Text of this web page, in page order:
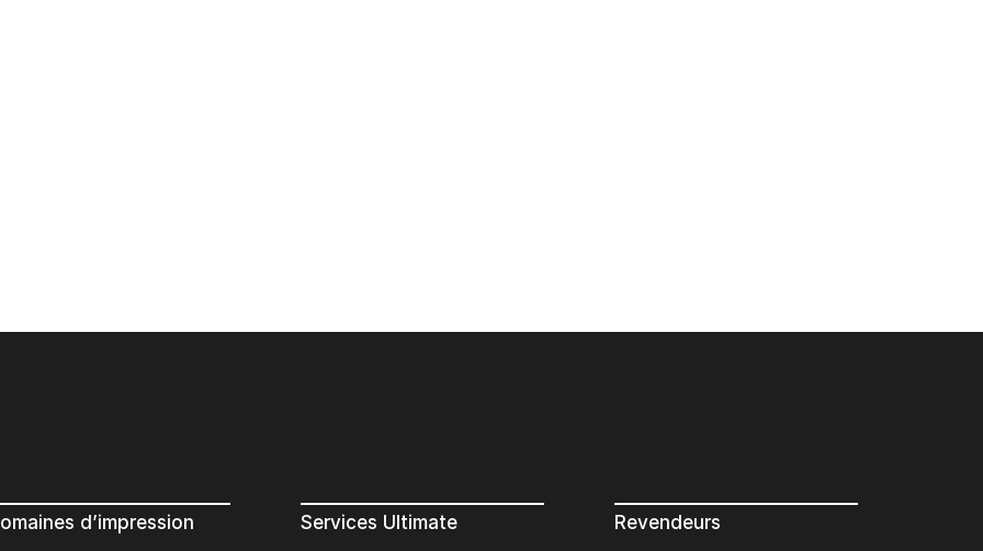
d’impression Services Ultimate Revendeurs